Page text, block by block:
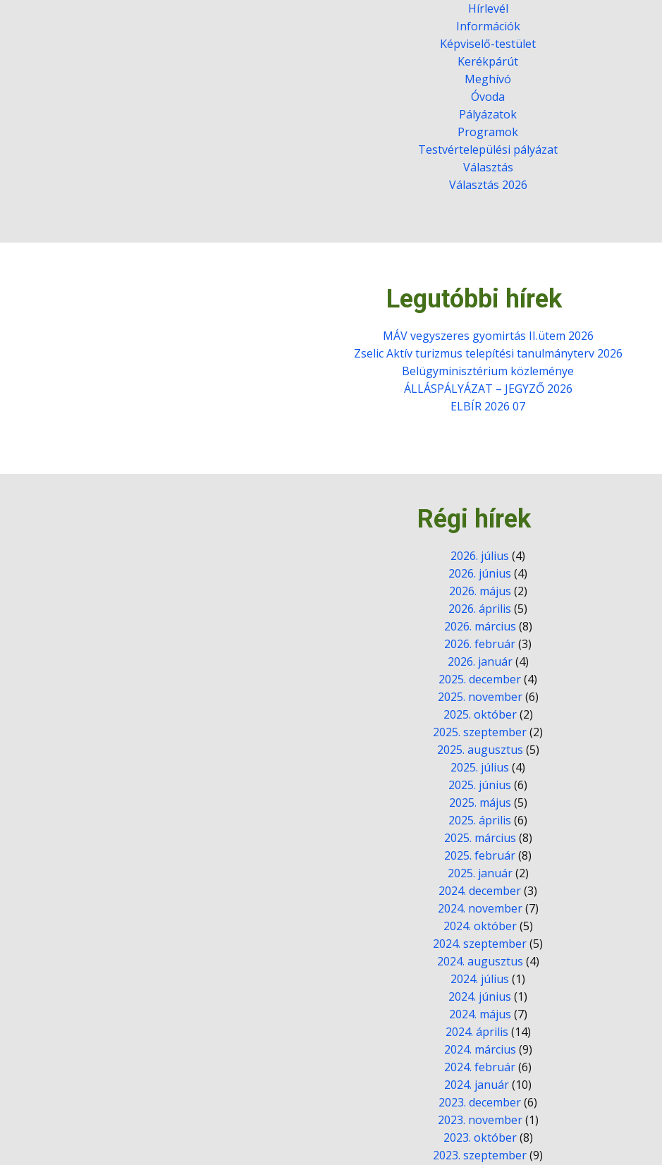
Hírlevél
Információk
Képviselő-testület
Kerékpárút
Meghívó
Óvoda
Pályázatok
Programok
Testvértelepülési pályázat
Választás
Választás 2026
Legutóbbi hírek
MÁV vegyszeres gyomirtás II.ütem 2026
Zselic Aktív turizmus telepítési tanulmányterv 2026
Belügyminisztérium közleménye
ÁLLÁSPÁLYÁZAT – JEGYZŐ 2026
ELBÍR 2026 07
Régi hírek
2026. július (4)
2026. június (4)
2026. május (2)
2026. április (5)
2026. március (8)
2026. február(3)
2026. január(4)
2025. december(4)
2025. november(6)
2025. október(2)
2025. szeptember(2)
2025. augusztus (5)
2025. július (4)
2025. június (6)
2025. május (5)
2025. április (6)
2025. március (8)
2025. február(8)
2025. január(2)
2024. december(3)
2024. november(7)
2024. október(5)
2024. szeptember(5)
2024. augusztus (4)
2024. július (1)
2024. június (1)
2024. május (7)
2024. április (14)
2024. március (9)
2024. február(6)
2024. január(10)
2023. december(6)
2023. november(1)
2023. október(8)
2023. szeptember(9)